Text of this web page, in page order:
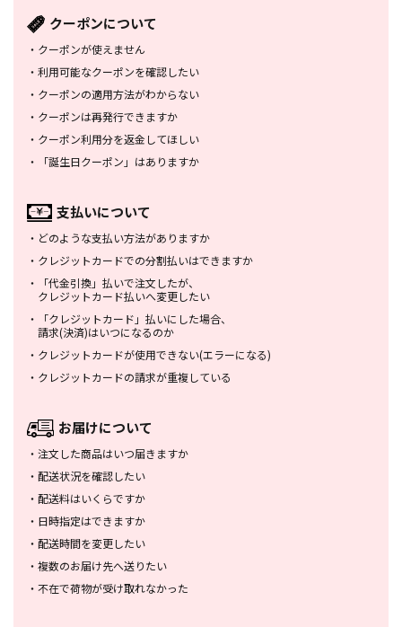
クーポンについて
・ クーポンが使えません
・ 利用可能なクーポンを確認したい
・ クーポンの適用方法がわからない
・ クーポンは再発行できますか
・ クーポン利用分を返金してほしい
・
「誕生日クーポン」はありますか
支払いについて
・ どのような支払い方法がありますか
・ クレジットカードでの分割払いはできますか
・
「代金引換」払いで注文したが、
クレジットカード払いへ変更したい
・
「クレジットカード」払いにした場合、
請求(決済)はいつになるのか
・ クレジットカードが使用できない(エラーになる)
・ クレジットカードの請求が重複している
お届けについて
・ 注文した商品はいつ届きますか
・ 配送状況を確認したい
・ 配送料はいくらですか
・ 日時指定はできますか
・ 配送時間を変更したい
・ 複数のお届け先へ送りたい
・ 不在で荷物が受け取れなかった